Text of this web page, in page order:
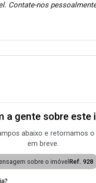
Contate-nos
a gente sobre este
abaixo e retornamos
em breve.
sobre o imóvel Ref. 928